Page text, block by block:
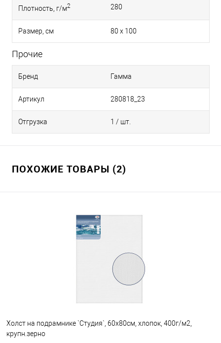
Плотность, г/м2 280
Размер, см 80 х 100
Прочие
Бренд Гамма
Артикул 280818_23
Отгрузка 1 / шт.
ПОХОЖИЕ ТОВАРЫ (2)
Холст на подрамнике `Студия`, 60х80см, хлопок, 400г/м2,
крупн.зерно